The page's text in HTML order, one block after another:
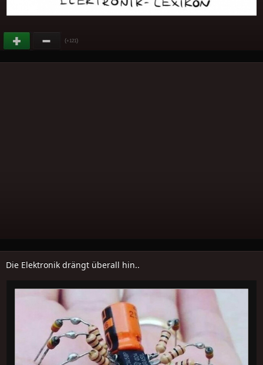
(+121)
Die Elektronik drängt überall hin..